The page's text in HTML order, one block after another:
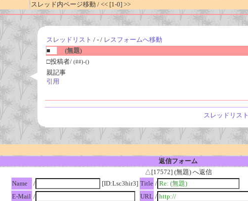
スレッド内ページ移動 / << [1-0] >>
スレッドリスト / - / レスフォームへ移動
■
(無題)
□投稿者/ (##)-()
親記事
引用
スレッドリスト
返信フォーム
△[17572] (無題) へ返信
Name
/ [ID:Lsc3hir3] Title /
E-Mail / URL /